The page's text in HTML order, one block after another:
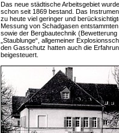
Das neue städtische Arbeitsgebiet
schon seit 1869 bestand. Das
zu heute viel geringer und
Messung von Schadgasen
sowie der Bergbautechnik
„Staublunge“, allgemeiner
den Gasschutz hatten auch die
beigesteuert.